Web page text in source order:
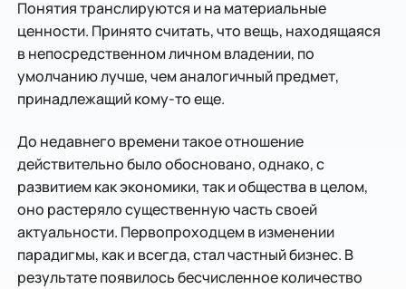
Понятия транслируются и на материальные
ценности. Принято считать, что вещь, находящаяся
в непосредственном личном владении, по
умолчанию лучше, чем аналогичный предмет,
принадлежащий кому-то еще.
До недавнего времени такое отношение
действительно было обосновано, однако, с
развитием как экономики, так и общества в целом,
оно растеряло существенную часть своей
актуальности. Первопроходцем в изменении
парадигмы, как и всегда, стал частный бизнес. В
результате появилось бесчисленное количество